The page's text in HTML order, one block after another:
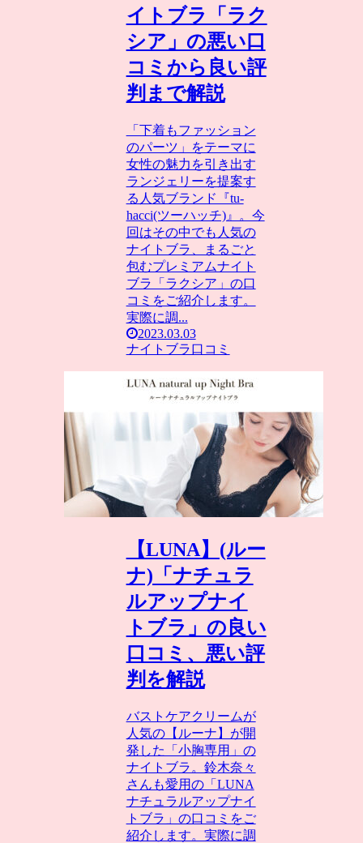
イトブラ「ラク
シア」の悪い口
コミから良い評
判まで解説
「下着もファッション
のパーツ」をテーマに
女性の魅力を引き出す
ランジェリーを提案す
る人気ブランド『tu-
hacci(ツーハッチ)』。今
回はその中でも人気の
ナイトブラ、まるごと
包むプレミアムナイト
ブラ「ラクシア」の口
コミをご紹介します。
実際に調...
2023.03.03
ナイトブラ口コミ
【LUNA】(ルー
ナ)「ナチュラ
ルアップナイ
トブラ」の良い
口コミ、悪い評
判を解説
バストケアクリームが
人気の【ルーナ】が開
発した「小胸専用」の
ナイトブラ。鈴木奈々
さんも愛用の「LUNA
ナチュラルアップナイ
トブラ」の口コミをご
紹介します。実際に調